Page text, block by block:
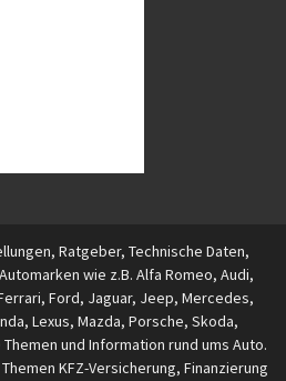
Ratgeber, Technische Daten,
wie z.B. Alfa Romeo, Audi,
Ford, Jaguar, Jeep, Mercedes,
Lexus, Mazda, Porsche, Skoda,
und Information rund ums Auto.
KFZ-Versicherung, Finanzierung